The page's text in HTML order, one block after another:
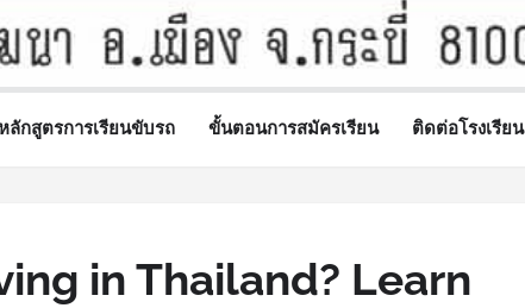
ลักสูตรการเรียนขับรถ ขั้นตอนการสมัครเรียน ติดต่อโรงเรียน
in Thailand? Learn